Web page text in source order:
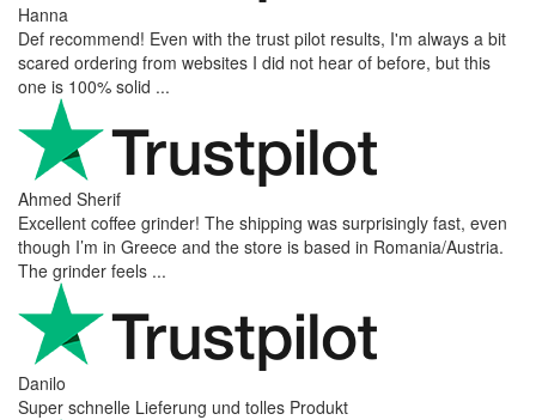
Hanna
Def recommend! Even with the trust pilot results, I'm always a bit
scared ordering from websites I did not hear of before, but this
one is 100% solid ...
Ahmed Sherif
Excellent coffee grinder! The shipping was surprisingly fast, even
though I’m in Greece and the store is based in Romania/Austria.
The grinder feels ...
Danilo
Super schnelle Lieferung und tolles Produkt